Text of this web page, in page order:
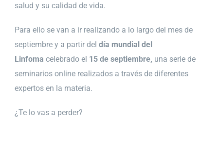
salud y su calidad de vida.
Para ello se van a ir realizando a lo largo del mes de
septiembre y a partir del día mundial del
Linfoma celebrado el 15 de septiembre, una serie de
seminarios online realizados a través de diferentes
expertos en la materia.
¿Te lo vas a perder?